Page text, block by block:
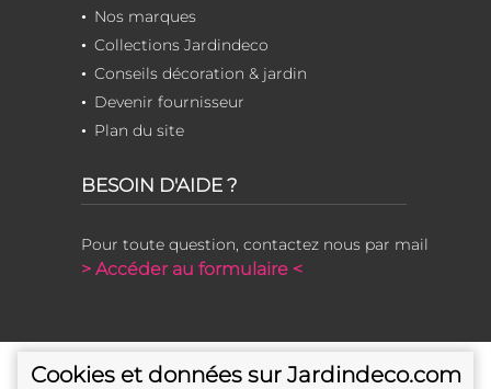
Nos marques
Collections Jardindeco
Conseils décoration & jardin
Devenir fournisseur
Plan du site
BESOIN D'AIDE ?
Pour toute question, contactez nous par mail
> Accéder au formulaire <
Cookies et données sur Jardindeco.com